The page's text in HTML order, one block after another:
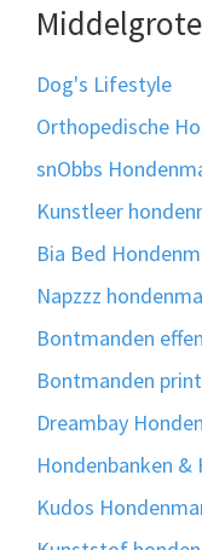
Dog's Lifestyle
Orthopedische
snObbs
Kunstleer
Bia Bed
Napzzz
Bontmanden effen
Bontmanden print
Dreambay
Hondenbanken &
Kudos